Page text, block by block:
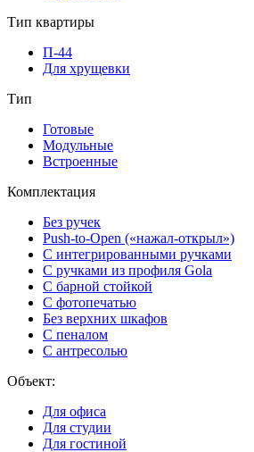
Тип квартиры
П-44
Для хрущевки
Тип
Готовые
Модульные
Встроенные
Комплектация
Без ручек
Push-to-Open («нажал-открыл»)
С интегрированными ручками
С ручками из профиля Gola
С барной стойкой
С фотопечатью
Без верхних шкафов
С пеналом
С антресолью
Объект:
Для офиса
Для студии
Для гостиной